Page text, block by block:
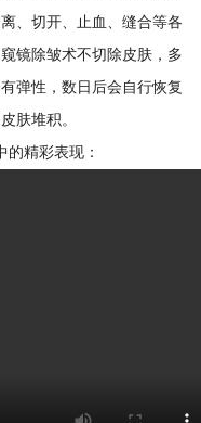
、切开、止血、缝合等各
镜除皱术不切除皮肤，多
弹性，数日后会自行恢复
肤堆积。
的精彩表现：